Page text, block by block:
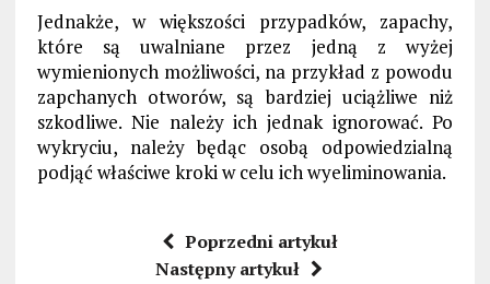
Jednakże, w większości przypadków, zapachy,
które są uwalniane przez jedną z wyżej
wymienionych możliwości, na przykład z powodu
zapchanych otworów, są bardziej uciążliwe niż
szkodliwe. Nie należy ich jednak ignorować. Po
wykryciu, należy będąc osobą odpowiedzialną
podjąć właściwe kroki w celu ich wyeliminowania.
Poprzedni artykuł
Następny artykuł